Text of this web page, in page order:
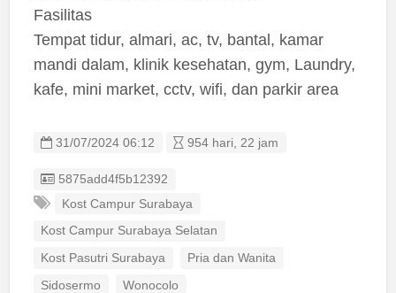
Fasilitas
Tempat tidur, almari, ac, tv, bantal, kamar
mandi dalam, klinik kesehatan, gym, Laundry,
kafe, mini market, cctv, wifi, dan parkir area
31/07/2024 06:12 954 hari, 22 jam
Listing ID
5875add4f5b12392
Kost Campur Surabaya
Kost Campur Surabaya Selatan
Kost Pasutri Surabaya Pria dan Wanita
Sidosermo Wonocolo